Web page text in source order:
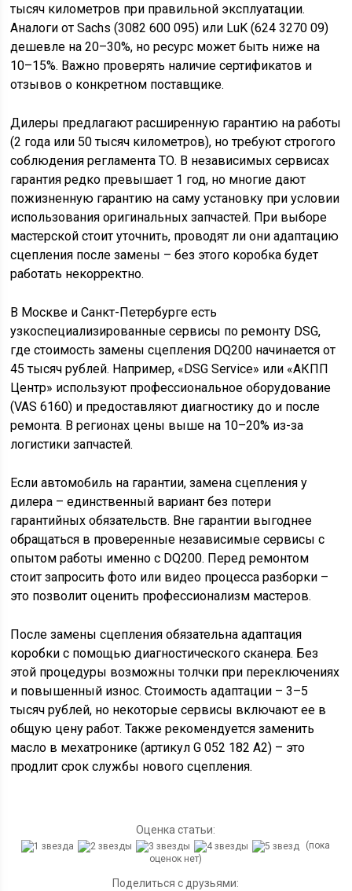
тысяч километров при правильной эксплуатации.
Аналоги от Sachs (3082 600 095) или LuK (624 3270 09)
дешевле на 20–30%, но ресурс может быть ниже на
10–15%. Важно проверять наличие сертификатов и
отзывов о конкретном поставщике.
Дилеры предлагают расширенную гарантию на работы
(2 года или 50 тысяч километров), но требуют строгого
соблюдения регламента ТО. В независимых сервисах
гарантия редко превышает 1 год, но многие дают
пожизненную гарантию на саму установку при условии
использования оригинальных запчастей. При выборе
мастерской стоит уточнить, проводят ли они адаптацию
сцепления после замены – без этого коробка будет
работать некорректно.
В Москве и Санкт-Петербурге есть
узкоспециализированные сервисы по ремонту DSG,
где стоимость замены сцепления DQ200 начинается от
45 тысяч рублей. Например, «DSG Service» или «АКПП
Центр» используют профессиональное оборудование
(VAS 6160) и предоставляют диагностику до и после
ремонта. В регионах цены выше на 10–20% из-за
логистики запчастей.
Если автомобиль на гарантии, замена сцепления у
дилера – единственный вариант без потери
гарантийных обязательств. Вне гарантии выгоднее
обращаться в проверенные независимые сервисы с
опытом работы именно с DQ200. Перед ремонтом
стоит запросить фото или видео процесса разборки –
это позволит оценить профессионализм мастеров.
После замены сцепления обязательна адаптация
коробки с помощью диагностического сканера. Без
этой процедуры возможны толчки при переключениях
и повышенный износ. Стоимость адаптации – 3–5
тысяч рублей, но некоторые сервисы включают ее в
общую цену работ. Также рекомендуется заменить
масло в мехатронике (артикул G 052 182 A2) – это
продлит срок службы нового сцепления.
Оценка статьи:
(пока
оценок нет)
Поделиться с друзьями: